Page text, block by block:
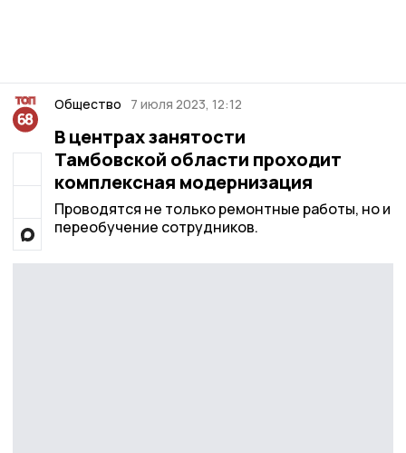
Общество 7 июля 2023, 12:12
В центрах занятости
Тамбовской области проходит
комплексная модернизация
Проводятся не только ремонтные работы, но и
переобучение сотрудников.